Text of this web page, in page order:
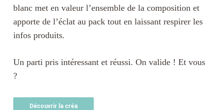
blanc met en valeur l’ensemble de la composition et
apporte de l’éclat au pack tout en laissant respirer les
infos produits.
Un parti pris intéressant et réussi. On valide ! Et vous
?
Découvrir la créa